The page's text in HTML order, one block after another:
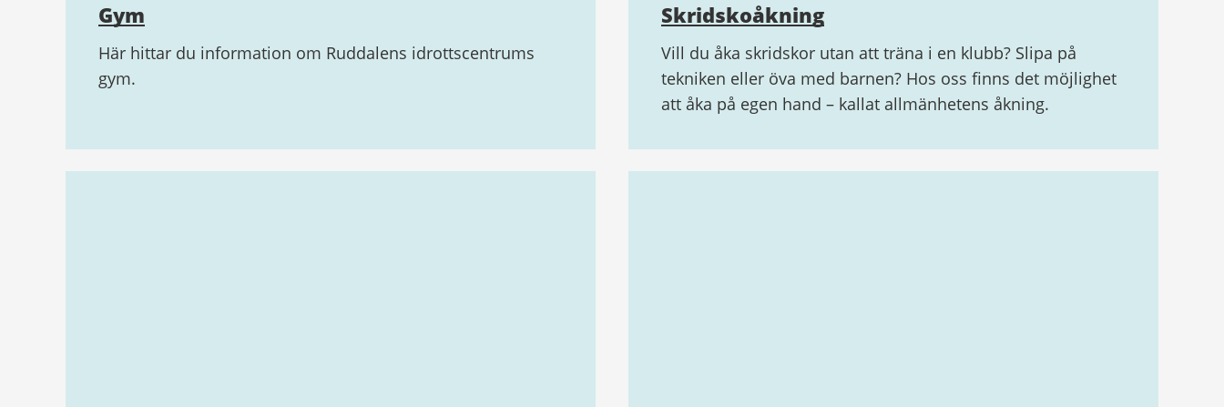
Gym
Här hittar du information om Ruddalens idrottscentrums
gym.
Skridskoåkning
Vill du åka skridskor utan att träna i en klubb? Slipa på
tekniken eller öva med barnen? Hos oss finns det möjlighet
att åka på egen hand – kallat allmänhetens åkning.